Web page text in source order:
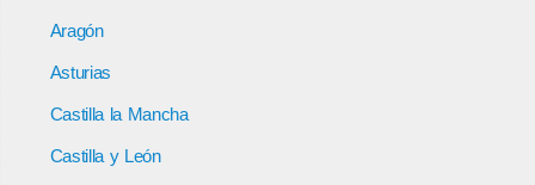
Aragón
Asturias
Castilla la Mancha
Castilla y León